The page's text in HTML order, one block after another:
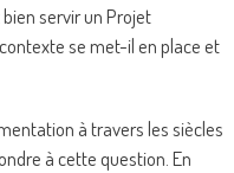
servir un Projet
se met-il en place et
à travers les siècles
à cette question En